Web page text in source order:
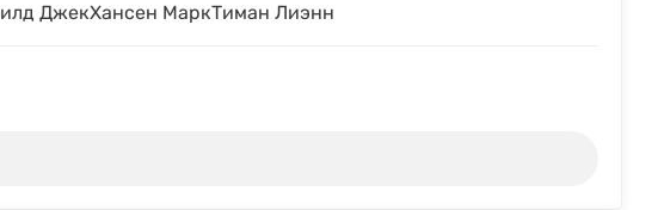
ДжекХансен МаркТиман Лиэнн